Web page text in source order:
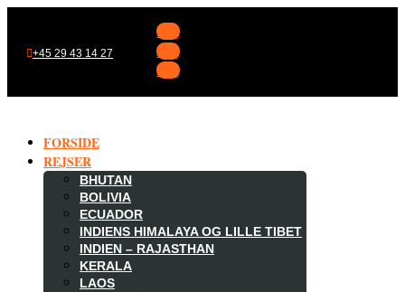
+45 29 43 14 27
Følg
Følg
Følg
FORSIDE
REJSER
BHUTAN
BOLIVIA
ECUADOR
INDIENS HIMALAYA OG LILLE TIBET
INDIEN – RAJASTHAN
KERALA
LAOS